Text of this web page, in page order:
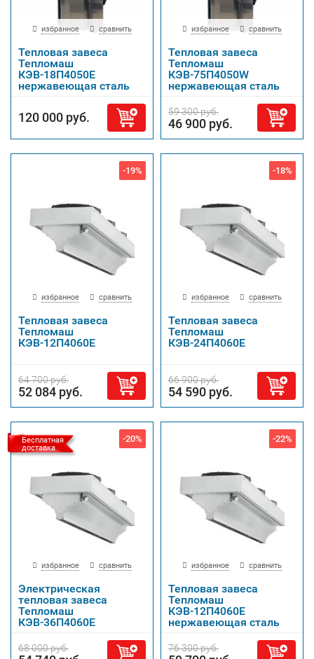
избранное сравнить
Тепловая завеса
Тепломаш
КЭВ-18П4050Е
нержавеющая сталь
120 000 руб.
избранное сравнить
Тепловая завеса
Тепломаш
КЭВ-75П4050W
нержавеющая сталь
59 300 руб.
46 900 руб.
-19%
избранное сравнить
Тепловая завеса
Тепломаш
КЭВ-12П4060Е
64 700 руб.
52 084 руб.
-18%
избранное сравнить
Тепловая завеса
Тепломаш
КЭВ-24П4060Е
66 900 руб.
54 590 руб.
Бесплатная
доставка
-20%
избранное сравнить
Электрическая
тепловая завеса
Тепломаш
КЭВ-36П4060Е
68 000 руб.
-22%
избранное сравнить
Тепловая завеса
Тепломаш
КЭВ-12П4060Е
нержавеющая сталь
76 300 руб.